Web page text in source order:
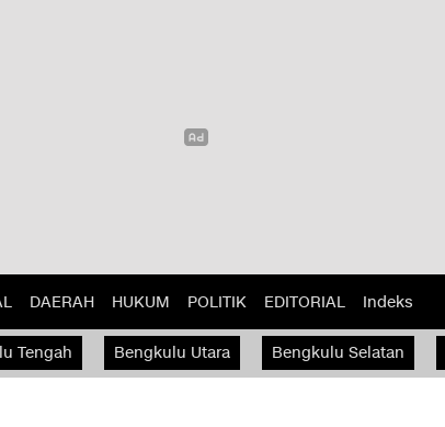
DAERAH HUKUM POLITIK EDITORIAL Indeks
Tengah Bengkulu Utara Bengkulu Selatan